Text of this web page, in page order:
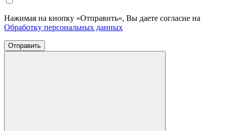
Нажимая на кнопку «Отправить», Вы даете согласие на
Обработку персональных данных
Отправить